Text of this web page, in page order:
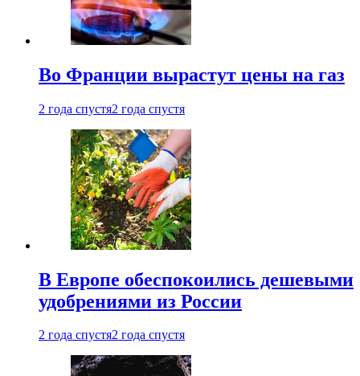
Во Франции вырастут цены на газ
2 года спустя2 года спустя
В Европе обеспокоились дешевыми
удобрениями из России
2 года спустя2 года спустя